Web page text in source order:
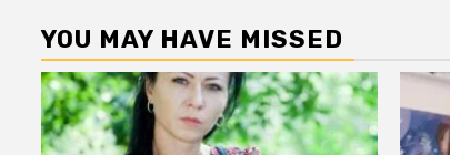
YOU MAY HAVE MISSED